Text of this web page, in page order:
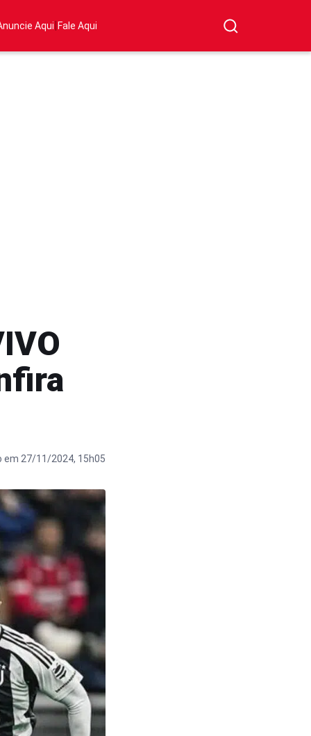
Aqui|Fale Aqui
em 27/11/2024, 15h05